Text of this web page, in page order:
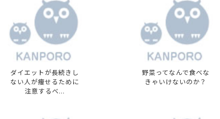
ダイエットが長続きし
ない人が痩せるために
注意するべ...
野菜ってなんで食べな
きゃいけないのか？